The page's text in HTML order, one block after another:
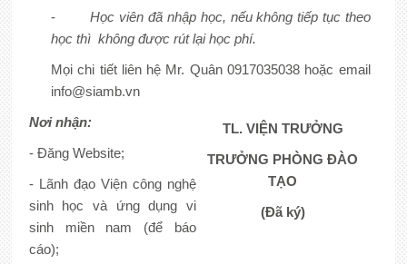
-Học viên đã nhập học, nếu không tiếp tục theo
học thì không được rút lại học phí.
Mọi chi tiết liên hệ Mr. Quân 0917035038 hoặc email
info@siamb.vn
Nơi nhận:
- Đăng Website;
- Lãnh đạo Viện công nghệ
sinh học và ứng dụng vi
sinh miền nam (để báo
cáo);
TL. VIỆN TRƯỞNG
TRƯỞNG PHÒNG ĐÀO
TẠO
(Đã ký)